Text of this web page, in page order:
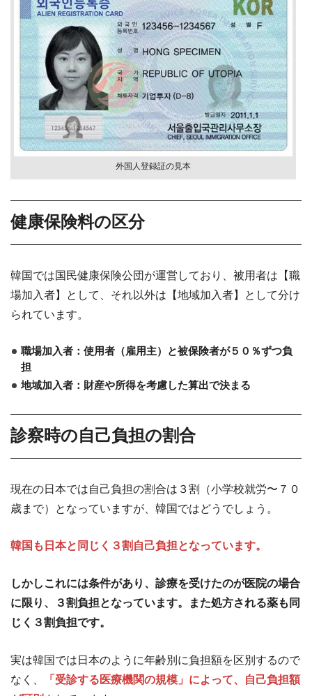
外国人登録証の見本
健康保険料の区分
韓国では国民健康保険公団が運営しており、被用者は【職
場加入者】として、それ以外は【地域加入者】として分け
られています。
職場加入者：使用者（雇用主）と被保険者が５０％ずつ負
担
地域加入者：財産や所得を考慮した算出で決まる
診察時の自己負担の割合
現在の日本では自己負担の割合は３割（小学校就労〜７０
歳まで）となっていますが、韓国ではどうでしょう。
韓国も日本と同じく３割自己負担となっています。
しかしこれには条件があり、診療を受けたのが医院の場合
に限り、３割負担となっています。また処方される薬も同
じく３割負担です。
実は韓国では日本のように年齢別に負担額を区別するので
なく、
「受診する医療機関の規模」によって、自己負担額